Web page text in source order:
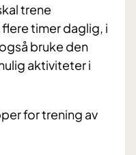
trene
timer daglig, i
bruke den
aktiviteter i
for trening av